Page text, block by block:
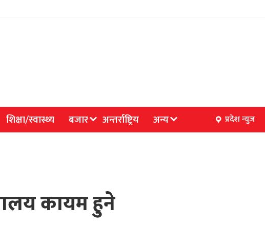
शिक्षा/स्वास्थ्य बजार अन्तर्राष्ट्रिय अन्य प्रदेश न्युज
कायम हुने